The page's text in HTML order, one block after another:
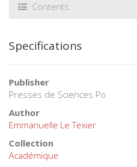
Contents
Specifications
Publisher
Presses de Sciences Po
Author
Emmanuelle Le Texier
Collection
Académique